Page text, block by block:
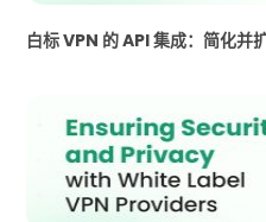
白标 VPN 的 API 集成：简化并